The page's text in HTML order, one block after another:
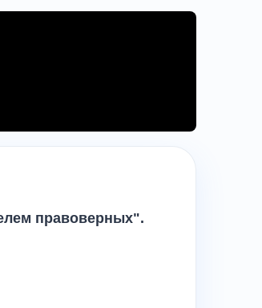
правоверных".